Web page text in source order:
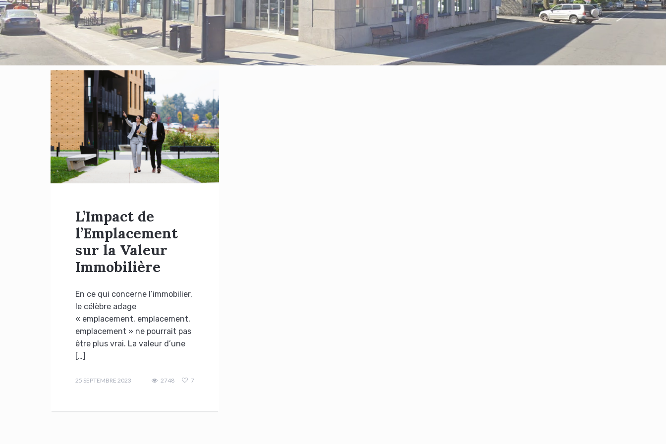
Blog
posts
L’Impact de
l’Emplacement
sur la Valeur
Immobilière
En ce qui concerne l’immobilier,
le célèbre adage
« emplacement, emplacement,
emplacement » ne pourrait pas
être plus vrai. La valeur d’une
[…]
25 SEPTEMBRE 2023 2748 7